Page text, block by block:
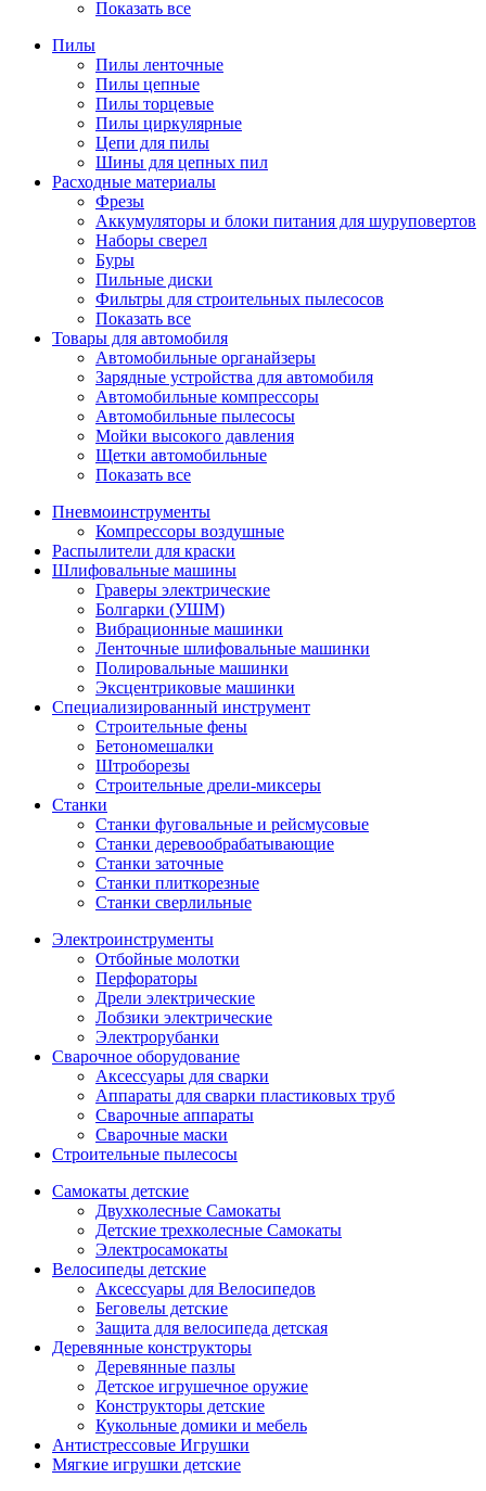
Показать все
Пилы
Пилы ленточные
Пилы цепные
Пилы торцевые
Пилы циркулярные
Цепи для пилы
Шины для цепных пил
Расходные материалы
Фрезы
Аккумуляторы и блоки питания для шуруповертов
Наборы сверел
Буры
Пильные диски
Фильтры для строительных пылесосов
Показать все
Товары для автомобиля
Автомобильные органайзеры
Зарядные устройства для автомобиля
Автомобильные компрессоры
Автомобильные пылесосы
Мойки высокого давления
Щетки автомобильные
Показать все
Пневмоинструменты
Компрессоры воздушные
Распылители для краски
Шлифовальные машины
Граверы электрические
Болгарки (УШМ)
Вибрационные машинки
Ленточные шлифовальные машинки
Полировальные машинки
Эксцентриковые машинки
Специализированный инструмент
Строительные фены
Бетономешалки
Штроборезы
Строительные дрели-миксеры
Станки
Станки фуговальные и рейсмусовые
Станки деревообрабатывающие
Станки заточные
Станки плиткорезные
Станки сверлильные
Электроинструменты
Отбойные молотки
Перфораторы
Дрели электрические
Лобзики электрические
Электрорубанки
Сварочное оборудование
Аксессуары для сварки
Аппараты для сварки пластиковых труб
Сварочные аппараты
Сварочные маски
Строительные пылесосы
Самокаты детские
Двухколесные Cамокаты
Детские трехколесные Самокаты
Электросамокаты
Велосипеды детские
Аксессуары для Велосипедов
Беговелы детские
Защита для велосипеда детская
Деревянные конструкторы
Деревянные пазлы
Детское игрушечное оружие
Конструкторы детские
Кукольные домики и мебель
Антистрессовые Игрушки
Мягкие игрушки детские